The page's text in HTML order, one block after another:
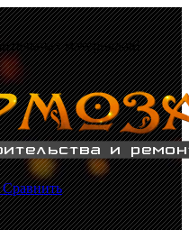
материалов!
Сравнить